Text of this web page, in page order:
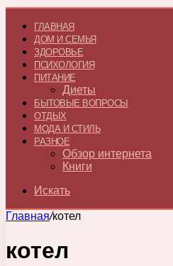
ГЛАВНАЯ
ДОМ И СЕМЬЯ
ЗДОРОВЬЕ
ПСИХОЛОГИЯ
ПИТАНИЕ
Диеты
БЫТОВЫЕ ВОПРОСЫ
ОТДЫХ
МОДА И СТИЛЬ
РАЗНОЕ
Обзор интернета
Книги
Искать
Главная/котел
котел